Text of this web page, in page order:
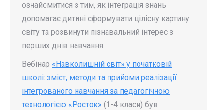
ознайомитися з тим, як інтеграція знань
допомагає дитині сформувати цілісну картину
світу та розвинути пізнавальний інтерес з
перших днів навчання.
Вебінар «Навколишній світ» у початковій
школі: зміст, методи та прийоми реалізації
інтегрованого навчання за педагогічною
технологією «Росток» (1-4 класи) був